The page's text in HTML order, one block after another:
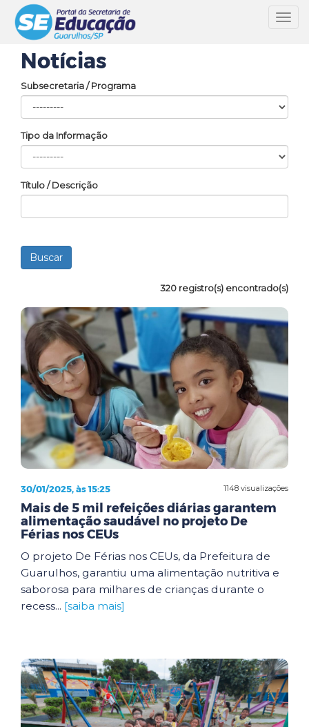
Notícias
Subsecretaria / Programa
Tipo da Informação
Título / Descrição
320 registro(s) encontrado(s)
1148 visualizações
30/01/2025, às 15:25
Mais de 5 mil refeições diárias garantem
alimentação saudável no projeto De
Férias nos CEUs
O projeto De Férias nos CEUs, da Prefeitura de
Guarulhos, garantiu uma alimentação nutritiva e
saborosa para milhares de crianças durante o
recess... [saiba mais]